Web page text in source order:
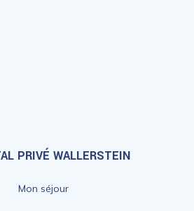
PRIVÉ WALLERSTEIN
Mon séjour